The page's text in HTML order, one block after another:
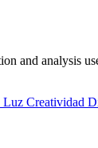
and analysis
Creatividad